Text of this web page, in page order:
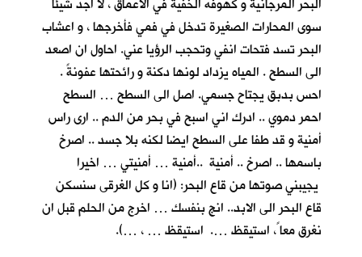
سوى المحارات الصغيرة تدخل في فمي فأخرجها ، و اعشاب
البحر تسد فتحات انفي وتحجب الرؤيا عني. احاول ان اصعد
الى السطح . المياه يزداد لونها دكنة و رائحتها عفونةً .
احس بدبق يجتاح جسمي. اصل الى السطح … السطح
احمر دموي .. ادرك اني اسبح في بحر من الدم .. ارى راس
أمنية و قد طفا على السطح ايضا لكنه بلا جسد .. اصرخ
باسمها .. اصرخ .. أمنية ..أمنية … أمنيتي … اخيرا
يجيبني صوتها من قاع البحر: (انا و كل الغرقى سنسكن
قاع البحر الى الابد.. انج بنفسك … اخرج من الحلم قبل ان
نغرق معا ً، استيقظ …. استيقظ … ، …).